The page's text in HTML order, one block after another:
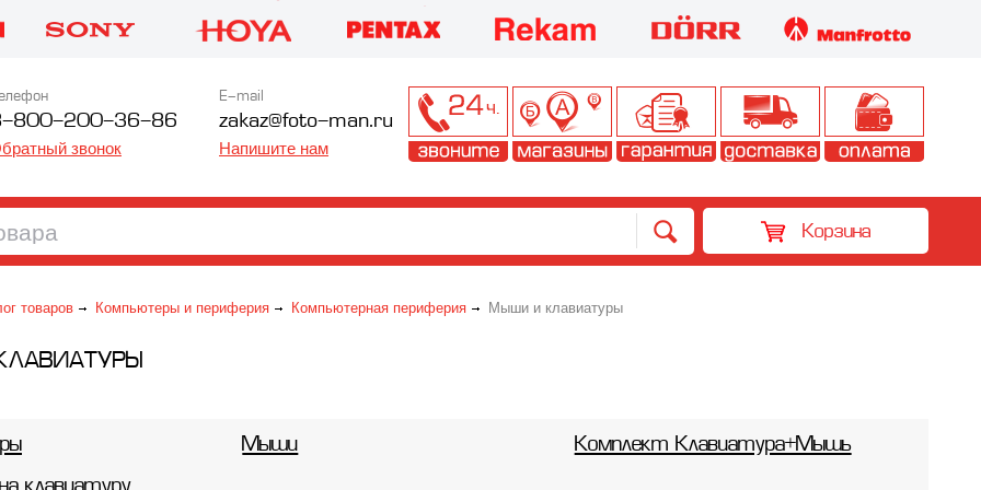
800-200-36-86
звонок
E-mail
zakaz@foto-man.ru
Напишите нам
Корзина
товаров Компьютеры и периферия Компьютерная периферия Мыши и клавиатуры
Мыши
Комплект Клавиатура+Мышь